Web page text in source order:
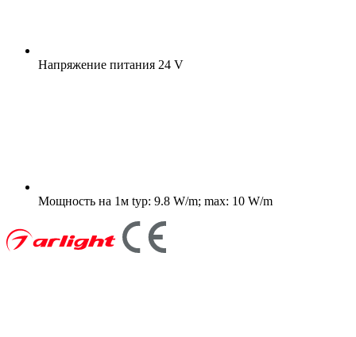
Напряжение питания 24 V
Мощность на 1м typ: 9.8 W/m; max: 10 W/m